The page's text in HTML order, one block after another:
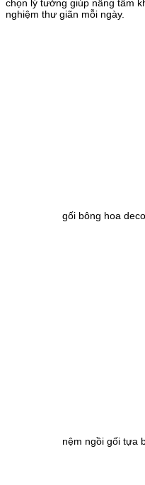
chọn lý tưởng giúp nâng tầm
nghiệm thư giãn mỗi ngày.
gối bông hoa
nệm ngồi gối tựa